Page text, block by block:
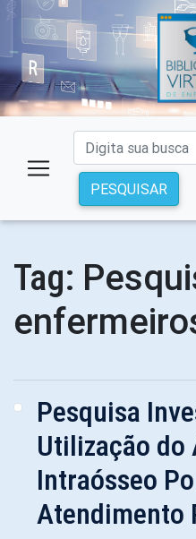
PESQUISAR
Tag:
Pesquisa
Utilização do
Intraósseo
Atendimento